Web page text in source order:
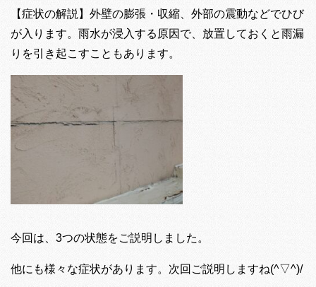
【症状の解説】外壁の膨張・収縮、外部の震動などでひび
が入ります。雨水が浸入する原因で、放置しておくと雨漏
りを引き起こすこともあります。
今回は、3つの状態をご説明しました。
他にも様々な症状があります。次回ご説明しますね(^▽^)/